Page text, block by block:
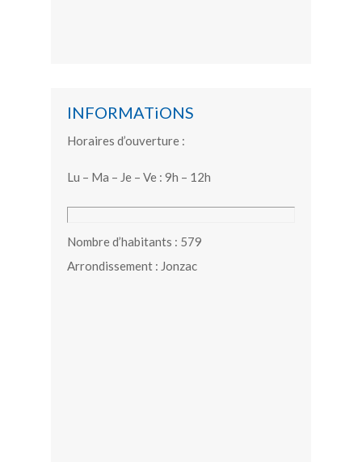
INFORMATiONS
Horaires d’ouverture :
Lu – Ma – Je – Ve : 9h – 12h
Nombre d’habitants : 579
Arrondissement : Jonzac